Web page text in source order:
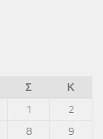
Σ
Κ
1
2
8
9